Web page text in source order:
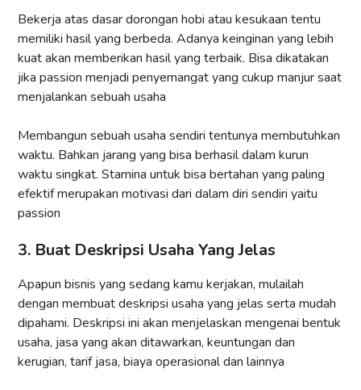
Bekerja atas dasar dorongan hobi atau kesukaan tentu
memiliki hasil yang berbeda. Adanya keinginan yang lebih
kuat akan memberikan hasil yang terbaik. Bisa dikatakan
jika passion menjadi penyemangat yang cukup manjur saat
menjalankan sebuah usaha
Membangun sebuah usaha sendiri tentunya membutuhkan
waktu. Bahkan jarang yang bisa berhasil dalam kurun
waktu singkat. Stamina untuk bisa bertahan yang paling
efektif merupakan motivasi dari dalam diri sendiri yaitu
passion
3. Buat Deskripsi Usaha Yang Jelas
Apapun bisnis yang sedang kamu kerjakan, mulailah
dengan membuat deskripsi usaha yang jelas serta mudah
dipahami. Deskripsi ini akan menjelaskan mengenai bentuk
usaha, jasa yang akan ditawarkan, keuntungan dan
kerugian, tarif jasa, biaya operasional dan lainnya